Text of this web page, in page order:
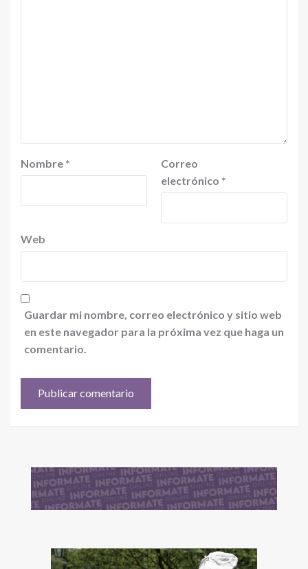
Nombre *
Correo
electrónico *
Web
Guardar mi nombre, correo electrónico y sitio web
en este navegador para la próxima vez que haga un
comentario.